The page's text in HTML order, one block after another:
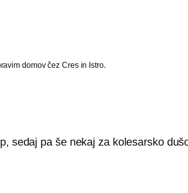
domov čez Cres in Istro.
sedaj pa še nekaj za kolesarsko